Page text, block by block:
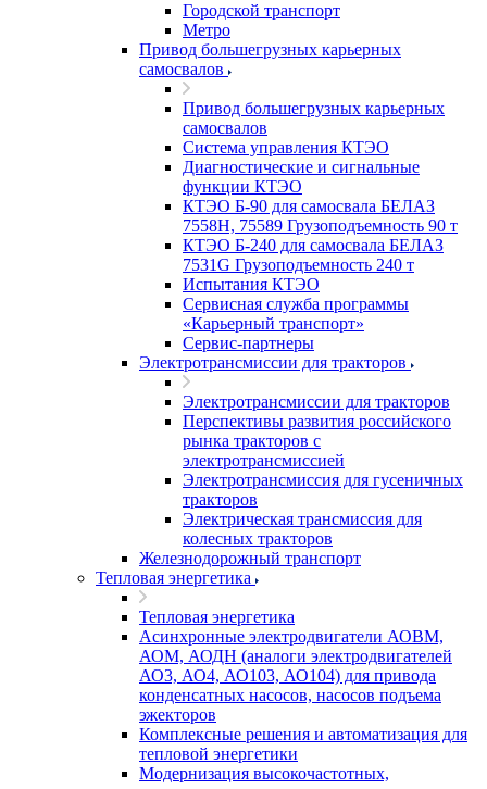
Городской транспорт
Метро
Привод большегрузных карьерных
самосвалов
Привод большегрузных карьерных
самосвалов
Система управления КТЭО
Диагностические и сигнальные
функции КТЭО
КТЭО Б-90 для самосвала БЕЛАЗ
7558H, 75589 Грузоподъемность 90 т
КТЭО Б-240 для самосвала БЕЛАЗ
7531G Грузоподъемность 240 т
Испытания КТЭО
Сервисная служба программы
«Карьерный транспорт»
Сервис-партнеры
Электротрансмиссии для тракторов
Электротрансмиссии для тракторов
Перспективы развития российского
рынка тракторов с
электротрансмиссией
Электротрансмиссия для гусеничных
тракторов
Электрическая трансмиссия для
колесных тракторов
Железнодорожный транспорт
Тепловая энергетика
Тепловая энергетика
Асинхронные электродвигатели АОВМ,
АОМ, АОДН (аналоги электродвигателей
АО3, АО4, АО103, АО104) для привода
конденсатных насосов, насосов подъема
эжекторов
Комплексные решения и автоматизация для
тепловой энергетики
Модернизация высокочастотных,